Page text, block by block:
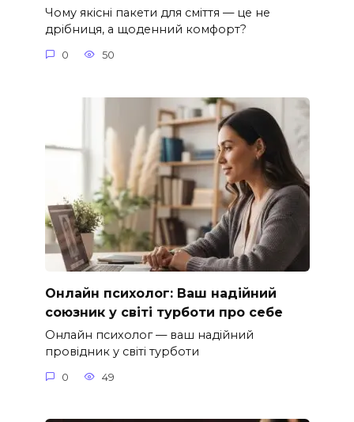
Чому якісні пакети для сміття — це не
дрібниця, а щоденний комфорт?
0 50
Онлайн психолог: Ваш надійний
союзник у світі турботи про себе
Онлайн психолог — ваш надійний
провідник у світі турботи
0 49